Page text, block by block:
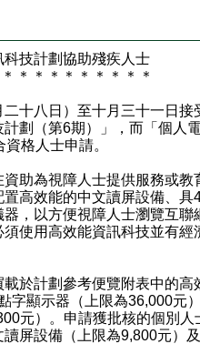
技計劃協助殘疾人士
＊ ＊ ＊ ＊ ＊ ＊ ＊ ＊ ＊ ＊
八日）至十月三十一日接
劃（第6期）」，而「個人
格人士申請。
助為視障人士提供服務或教
高效能的中文讀屏設備、具
，以方便視障人士瀏覽互聯
使用高效能資訊科技並有經
計劃參考便覽附表中的高
字顯示器（上限為36,000元
元）。申請獲批核的個別人
屏設備（上限為9,800元）